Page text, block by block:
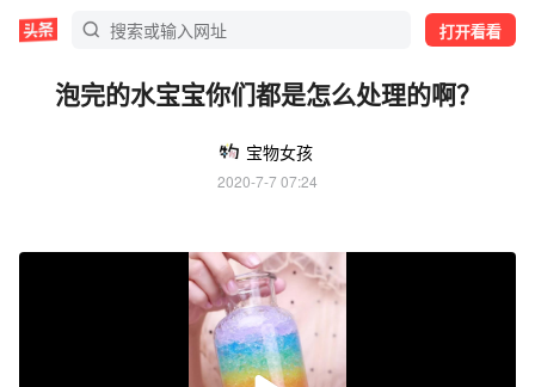
打开看看
泡完的水宝宝你们都是怎么处理的啊？
宝物女孩
2020-7-7 07:24